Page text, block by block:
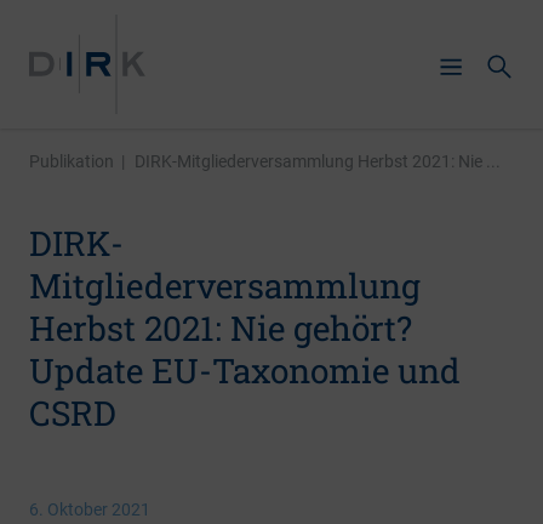
Publikation | DIRK-Mitgliederversammlung Herbst 2021: Nie ...
DIRK-
Mitgliederversammlung
Herbst 2021: Nie gehört?
Update EU-Taxonomie und
CSRD
6. Oktober 2021